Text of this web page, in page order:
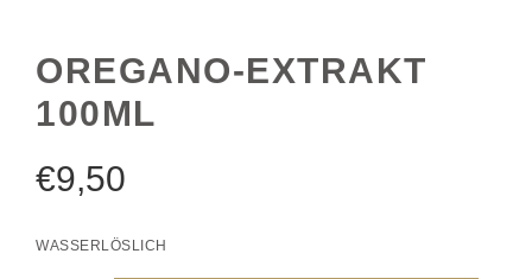
OREGANO-EXTRAKT
100ML
€9,50
WASSERLÖSLICH